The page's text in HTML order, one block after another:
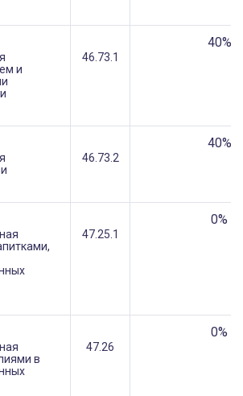
и
46.73.1
40%
46.73.2
40%
47.25.1
0%
в
47.26
0%